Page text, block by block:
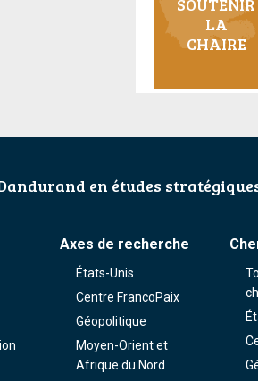
SOUTENIR
LA
CHAIRE
en études
Axes de recherche
États-Unis
Centre FrancoPaix
Géopolitique
Moyen-Orient et
Afrique du Nord